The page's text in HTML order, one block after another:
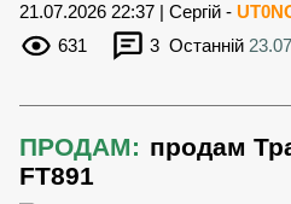
21.07.2026 22:37 | Сергій -
631
3 Останній
ПРОДАМ: продам
FT891